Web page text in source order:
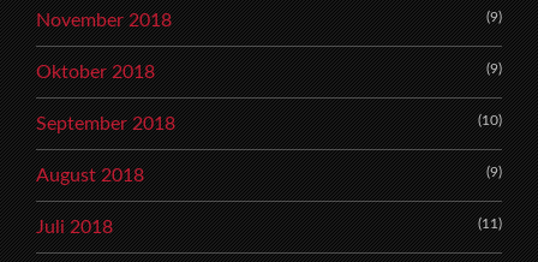
November 2018 (9)
Oktober 2018 (9)
September 2018 (10)
August 2018 (9)
Juli 2018 (11)